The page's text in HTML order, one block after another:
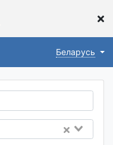
Беларусь